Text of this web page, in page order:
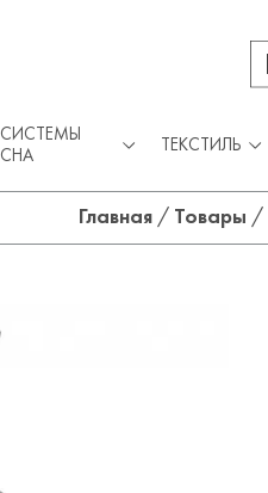
СИСТЕМЫ
СНА
ТЕКСТИЛЬ
Главная/ Товары /